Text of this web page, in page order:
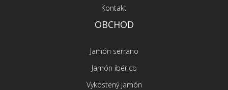
Kontakt
OBCHOD
Jamón serrano
Jamón ibérico
Vykostený jamón